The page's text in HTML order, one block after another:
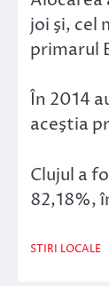
joi şi, cel
primarul
În 2014
aceştia
Clujul a
82,18%,
STIRI LOCALE